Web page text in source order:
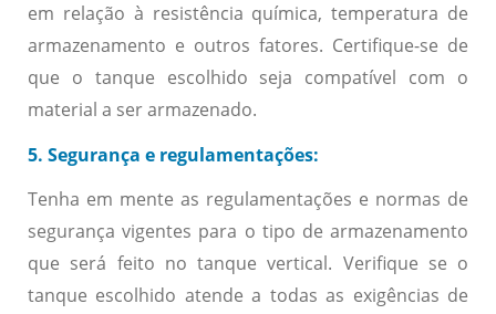
em relação à resistência química, temperatura de
armazenamento e outros fatores. Certifique-se de
que o tanque escolhido seja compatível com o
material a ser armazenado.
5. Segurança e regulamentações:
Tenha em mente as regulamentações e normas de
segurança vigentes para o tipo de armazenamento
que será feito no tanque vertical. Verifique se o
tanque escolhido atende a todas as exigências de